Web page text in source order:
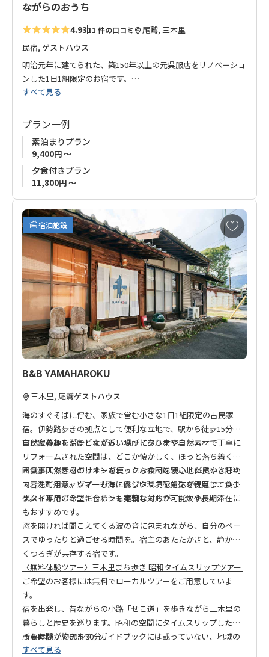
ながらのおうち
4.9311 件の口コミ
尾鷲, 三木里
民宿, ゲストハウス
明治元年に建てられた、築150年以上の元呉服店をリノベーショ
ンした1日1組限定のお宿です。
分と新たに改修した部分が融合された趣を感じていただけま
す。
お食事はオーナーのご家族が運営する「お弁当の店 汐はま」よ
りお弁当形式でお届け。
マリンスポーツのインストラクターで海外留学経験もあり、語
学堪能なオーナーが提供する三重県尾鷲市の魅力をぜひご堪能
ください。
お宿オーナーが提供するマリンスポーツの詳細は →こちらから
ご確認・ご予約いただけます。
■ご注意
お宿敷地内 屋外設置のシャワースペースや、お宿内共有スペー
スをオーナー及び、マリンスポーツ体験のお客様が利用する場
合があります。
1日1組限定ですが、1棟貸切ではございませんのでご注意くだ
さい。
こちらのお宿は「農林漁業体験民宿」につき、全プラン チェッ
クイン時にオーナーからの熊野古道のお話が付きます。
すべて見る
プラン一例
素泊まりプラン
9,400円 ～
夕食付きプラン
11,800円 ～
宿泊施設
お
気
に
入
り
に
追
加
B&B YAMAHAROKU
三木里, 尾鷲ゲストハウス
海のすぐそばに佇む、家族で営む小さな1日1組限定の古民家
宿。伊勢路歩きの拠点として便利な立地で、駅から徒歩15分、
自然と暮らしがほどよく近い場所にあります。
古民家の趣を活かしながら、リサイクル材や自然素材で丁寧に
リフォームされた空間は、どこか懐かしく、ほっと落ち着く雰
囲気。天然素材のリネンを使ったお布団は寝心地が良いと評判
で、洗剤やシャンプーも海に優しい環境配慮型を使用していま
す。
お食事はできるだけオーガニックな食材を使い、体にやさしい
内容をご用意。ヴィーガン・ベジタリアン対応が得意で、食の
スタイルやご希望に合わせた柔軟な対応が可能です。
ゲスト専用のミニキッチンも完備しており、自炊や長期滞在に
もおすすめです。
窓を開ければ聞こえてくる波の音に包まれながら、自分のペー
スでゆったりと過ごせる時間を。宿主のあたたかさと、静かな
くつろぎが共存する宿です。
〈無料体験ツアー〉三木里まち歩き 昭和タイムスリップツアー
ご希望のお客様には無料でローカルツアーをご用意していま
す。
宿を出発し、昔ながらの小路「せこ道」を歩きながら三木里の
暮らしと歴史を巡ります。昭和の空間にタイムスリップしたよ
うな体験ができます。ガイドブックには載っていない、地域の
人々との温かな交流もこのツアーの醍醐味です。
所要時間：約60〜90分
すべて見る